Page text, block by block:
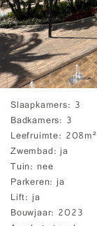
Slaapkamers 3
Badkamers 3
Leefruimte 208m²
Zwembad ja
Tuin nee
Parkeren ja
Lift ja
Bouwjaar 2023